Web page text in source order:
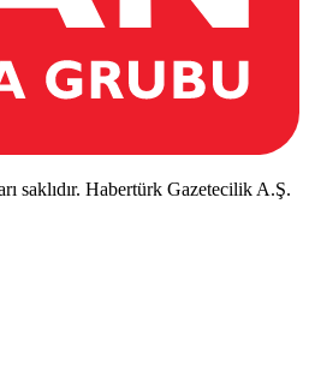
saklıdır. Habertürk Gazetecilik A.Ş.